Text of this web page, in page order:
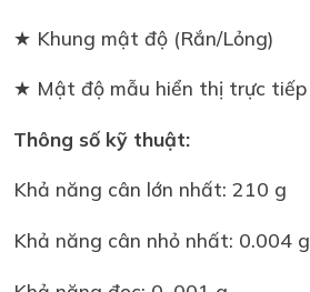
★ Khung mật độ (Rắn/Lỏng)
★ Mật độ mẫu hiển thị trực tiếp
Thông số kỹ thuật:
Khả năng cân lớn nhất: 210 g
Khả năng cân nhỏ nhất: 0.004 g